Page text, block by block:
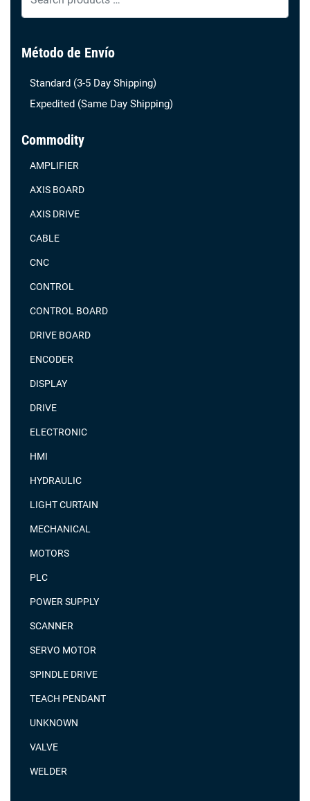
products
Método de Envío
Standard (3-5 Day Shipping)
Expedited (Same Day Shipping)
Commodity
AMPLIFIER
AXIS BOARD
AXIS DRIVE
CABLE
CNC
CONTROL
CONTROL BOARD
DRIVE BOARD
ENCODER
DISPLAY
DRIVE
ELECTRONIC
HMI
HYDRAULIC
LIGHT CURTAIN
MECHANICAL
MOTORS
PLC
POWER SUPPLY
SCANNER
SERVO MOTOR
SPINDLE DRIVE
TEACH PENDANT
UNKNOWN
VALVE
WELDER